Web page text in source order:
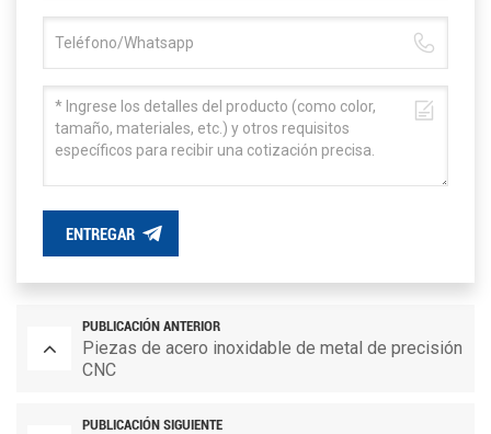
ENTREGAR
PUBLICACIÓN ANTERIOR
Piezas de acero inoxidable de metal de precisión
CNC
PUBLICACIÓN SIGUIENTE